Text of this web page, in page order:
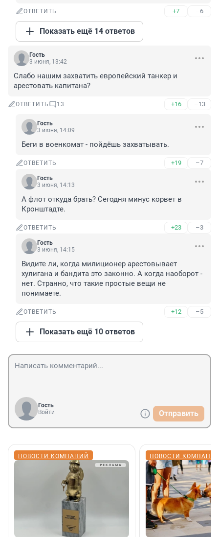
ОТВЕТИТЬ +7 –6
Показать ещё 14 ответов
Гость
3 июня, 13:42
Слабо нашим захватить европейский танкер и
арестовать капитана?
ОТВЕТИТЬ 13 +16 –13
Гость
3 июня, 14:09
Беги в военкомат - пойдёшь захватывать.
ОТВЕТИТЬ +19 –7
Гость
3 июня, 14:13
А флот откуда брать? Сегодня минус корвет в
Кронштадте.
ОТВЕТИТЬ +23 –3
Гость
3 июня, 14:15
Видите ли, когда милиционер арестовывает
хулигана и бандита это законно. А когда наоборот -
нет. Странно, что такие простые вещи не
понимаете.
ОТВЕТИТЬ +12 –5
Показать ещё 10 ответов
Гость
Войти
Отправить
НОВОСТИ КОМПАНИЙ НОВОСТИ